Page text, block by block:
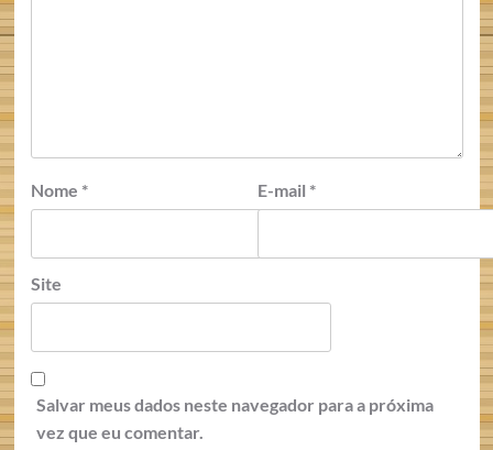
Nome * E-mail *
Site
Salvar meus dados neste navegador para a próxima
vez que eu comentar.